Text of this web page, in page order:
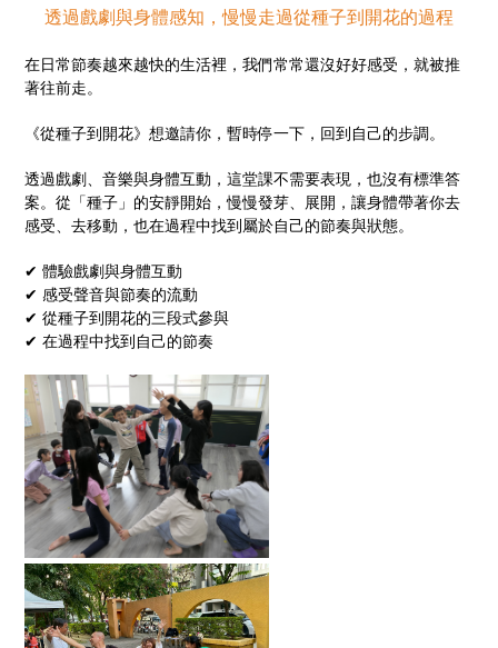
透過戲劇與身體感知，慢慢走過從種子到開花的過程
在日常節奏越來越快的生活裡，我們常常還沒好好感受，就被推
著往前走。
《從種子到開花》想邀請你，暫時停一下，回到自己的步調。
透過戲劇、音樂與身體互動，這堂課不需要表現，也沒有標準答
案。從「種子」的安靜開始，慢慢發芽、展開，讓身體帶著你去
感受、去移動，也在過程中找到屬於自己的節奏與狀態。
✔ 體驗戲劇與身體互動
✔ 感受聲音與節奏的流動
✔ 從種子到開花的三段式參與
✔ 在過程中找到自己的節奏